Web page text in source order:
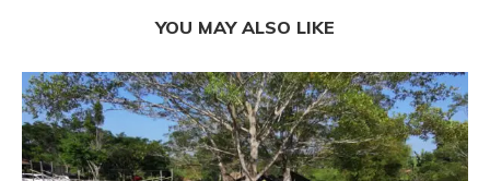
YOU MAY ALSO LIKE